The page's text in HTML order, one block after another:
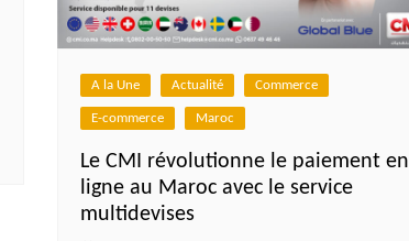
A la Une Actualité Commerce
E-commerce Maroc
Le CMI révolutionne le paiement en
ligne au Maroc avec le service
multidevises